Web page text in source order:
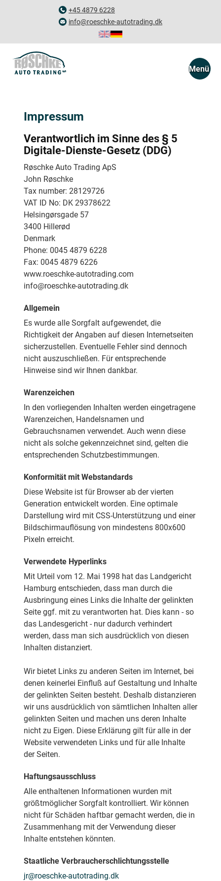
+45 4879 6228
info@roeschke-autotrading.dk
Menü
Impressum
Verantwortlich im Sinne des § 5
Digitale-Dienste-Gesetz (DDG)
Røschke Auto Trading ApS
John Røschke
Tax number: 28129726
VAT ID No: DK 29378622
Helsingørsgade 57
3400 Hillerød
Denmark
Phone: 0045 4879 6228
Fax: 0045 4879 6226
www.roeschke-autotrading.com
info@roeschke-autotrading.dk
Allgemein
Es wurde alle Sorgfalt aufgewendet, die
Richtigkeit der Angaben auf diesen Internetseiten
sicherzustellen. Eventuelle Fehler sind dennoch
nicht auszuschließen. Für entsprechende
Hinweise sind wir Ihnen dankbar.
Warenzeichen
In den vorliegenden Inhalten werden eingetragene
Warenzeichen, Handelsnamen und
Gebrauchsnamen verwendet. Auch wenn diese
nicht als solche gekennzeichnet sind, gelten die
entsprechenden Schutzbestimmungen.
Konformität mit Webstandards
Diese Website ist für Browser ab der vierten
Generation entwickelt worden. Eine optimale
Darstellung wird mit CSS-Unterstützung und einer
Bildschirmauflösung von mindestens 800x600
Pixeln erreicht.
Verwendete Hyperlinks
Mit Urteil vom 12. Mai 1998 hat das Landgericht
Hamburg entschieden, dass man durch die
Ausbringung eines Links die Inhalte der gelinkten
Seite ggf. mit zu verantworten hat. Dies kann - so
das Landesgericht - nur dadurch verhindert
werden, dass man sich ausdrücklich von diesen
Inhalten distanziert.
Wir bietet Links zu anderen Seiten im Internet, bei
denen keinerlei Einfluß auf Gestaltung und Inhalte
der gelinkten Seiten besteht. Deshalb distanzieren
wir uns ausdrücklich von sämtlichen Inhalten aller
gelinkten Seiten und machen uns deren Inhalte
nicht zu Eigen. Diese Erklärung gilt für alle in der
Website verwendeten Links und für alle Inhalte
der Seiten.
Haftungsausschluss
Alle enthaltenen Informationen wurden mit
größtmöglicher Sorgfalt kontrolliert. Wir können
nicht für Schäden haftbar gemacht werden, die in
Zusammenhang mit der Verwendung dieser
Inhalte entstehen könnten.
Staatliche Verbraucherschlichtungsstelle
jr@roeschke-autotrading.dk